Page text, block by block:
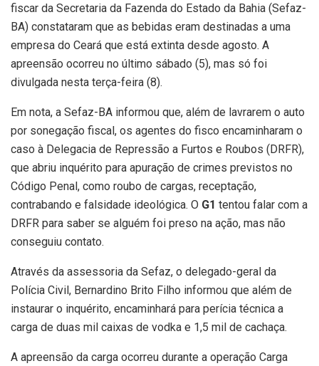
fiscar da Secretaria da Fazenda do Estado da Bahia (Sefaz-
BA) constataram que as bebidas eram destinadas a uma
empresa do Ceará que está extinta desde agosto. A
apreensão ocorreu no último sábado (5), mas só foi
divulgada nesta terça-feira (8).
Em nota, a Sefaz-BA informou que, além de lavrarem o auto
por sonegação fiscal, os agentes do fisco encaminharam o
caso à Delegacia de Repressão a Furtos e Roubos (DRFR),
que abriu inquérito para apuração de crimes previstos no
Código Penal, como roubo de cargas, receptação,
contrabando e falsidade ideológica. O G1 tentou falar com a
DRFR para saber se alguém foi preso na ação, mas não
conseguiu contato.
Através da assessoria da Sefaz, o delegado-geral da
Polícia Civil, Bernardino Brito Filho informou que além de
instaurar o inquérito, encaminhará para perícia técnica a
carga de duas mil caixas de vodka e 1,5 mil de cachaça.
A apreensão da carga ocorreu durante a operação Carga